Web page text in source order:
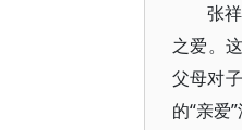
张
之爱。
父母对
的“亲爱